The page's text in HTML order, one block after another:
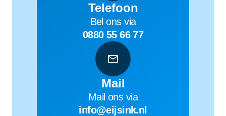
Telefoon
Bel ons via
0880 55 66 77
Mail
Mail ons via
info@eijsink.nl